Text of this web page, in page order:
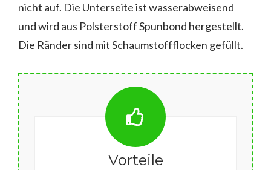
nicht auf. Die Unterseite ist wasserabweisend
und wird aus Polsterstoff Spunbond hergestellt.
Die Ränder sind mit Schaumstoffflocken gefüllt.
Vorteile